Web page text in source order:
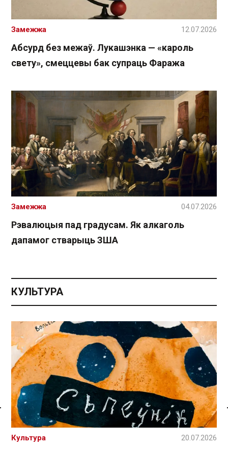
Спасылка без VPN
Абсурд без межаў. Лукашэнка — «кароль
свету», смеццевы бак супраць Фаража
Замежжа 12.07.2026
Рэвалюцыя пад градусам. Як алкаголь
дапамог стварыць ЗША
Замежжа 04.07.2026
КУЛЬТУРА
Культура 20.07.2026